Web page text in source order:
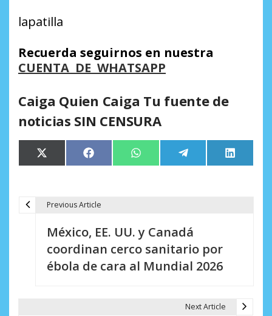
lapatilla
Recuerda seguirnos en nuestra
CUENTA DE WHATSAPP
Caiga Quien Caiga Tu fuente de
noticias SIN CENSURA
Compartir
en
X
(Twitter)
Compartir
en
Facebook Compartir
en
WhatsApp Compartir
en
Telegram
en
LinkedIn
Previous Article
México, EE. UU. y Canadá
coordinan cerco sanitario por
ébola de cara al Mundial 2026
Next Article